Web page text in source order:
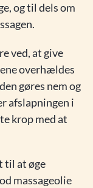
og til dels om
ved, at give
overhældes
gøres nem og
afslapningen i
krop med at
til at øge
massageolie